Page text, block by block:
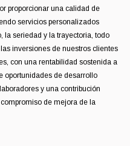
proporcionar una calidad de
servicios personalizados
la seriedad y la trayectoria, todo
inversiones de nuestros clientes
con una rentabilidad sostenida a
oportunidades de desarrollo
y una contribución
de mejora de la